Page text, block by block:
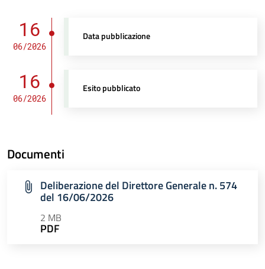
16
06/2026
Data pubblicazione
16
06/2026
Esito pubblicato
Documenti
Deliberazione del Direttore Generale n. 574
del 16/06/2026
2 MB
PDF